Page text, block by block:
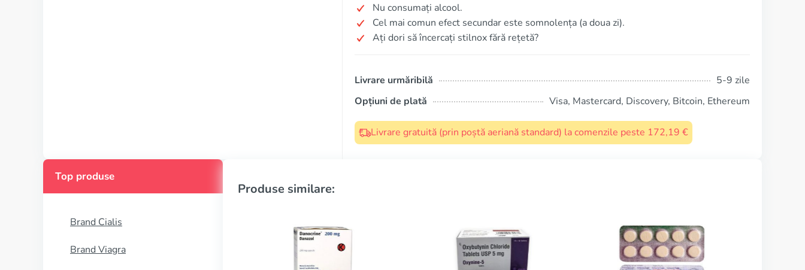
Nu consumați alcool.
Cel mai comun efect secundar este somnolența (a doua zi).
Ați dori să încercați stilnox fără rețetă?
Livrare urmăribilă
5-9 zile
Opțiuni de plată
Visa, Mastercard, Discovery, Bitcoin, Ethereum
Livrare gratuită (prin poștă aeriană standard) la comenzile peste 172,19 €
Top produse
Brand Cialis
Brand Viagra
Produse similare: